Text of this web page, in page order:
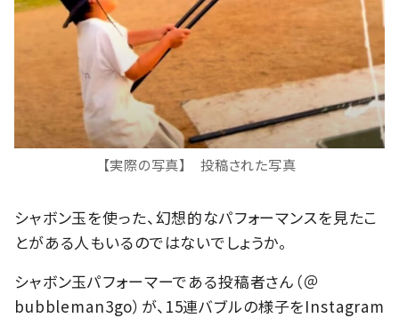
【実際の写真】 投稿された写真
シャボン玉を使った、幻想的なパフォーマンスを見たこ
とがある人もいるのではないでしょうか。
シャボン玉パフォーマーである投稿者さん（＠
bubbleman3go）が、15連バブルの様子をInstagram